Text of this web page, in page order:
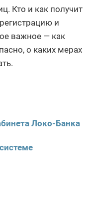
Кто и как получит
и
важное — как
о каких мерах
Локо-Банка